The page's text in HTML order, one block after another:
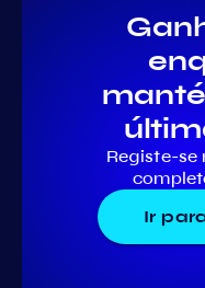
Registe-se
Ir